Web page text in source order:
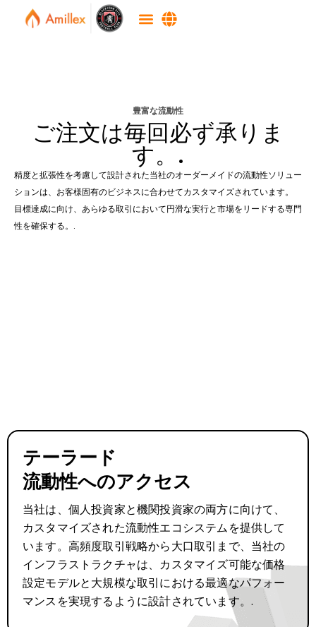
豊富な流動性
ご注文は毎回必ず承りま
す。.
精度と拡張性を考慮して設計された当社のオーダーメイドの流動性ソリュー
ションは、お客様固有のビジネスに合わせてカスタマイズされています。
目標達成に向け、あらゆる取引において円滑な実行と市場をリードする専門
性を確保する。.
テーラード
流動性へのアクセス
当社は、個人投資家と機関投資家の両方に向けて、
カスタマイズされた流動性エコシステムを提供して
います。高頻度取引戦略から大口取引まで、当社の
インフラストラクチャは、カスタマイズ可能な価格
設定モデルと大規模な取引における最適なパフォー
マンスを実現するように設計されています。.